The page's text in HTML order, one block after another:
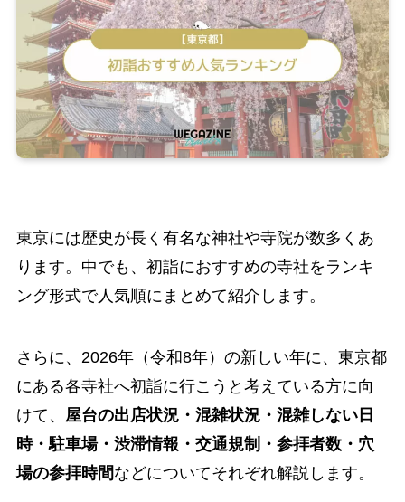
東京には歴史が長く有名な神社や寺院が数多くあ
ります。中でも、初詣におすすめの寺社をランキ
ング形式で人気順にまとめて紹介します。
さらに、2026年（令和8年）の新しい年に、東京都
にある各寺社へ初詣に行こうと考えている方に向
けて、
屋台の出店状況・混雑状況・混雑しない日
時・駐車場・渋滞情報・交通規制・参拝者数・穴
場の参拝時間などについてそれぞれ解説します。